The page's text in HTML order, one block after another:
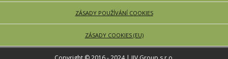
ZÁSADY POUŽÍVÁNÍ COOKIES
ZÁSADY COOKIES (EU)